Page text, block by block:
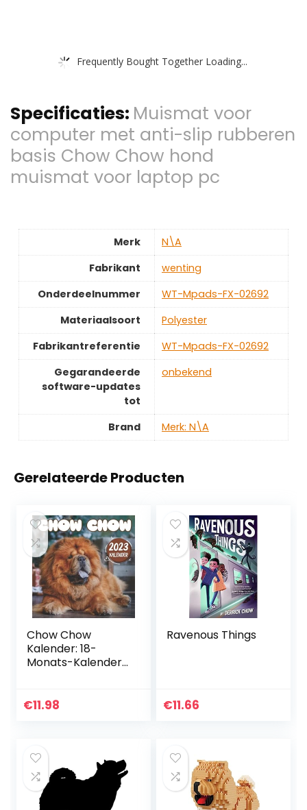
Frequently Bought Together Loading...
Specificaties: Muismat voor
computer met anti-slip rubberen
basis Chow Chow hond
muismat voor laptop pc
Merk
‎N\A
Fabrikant
‎wenting
Onderdeelnummer
‎WT-Mpads-FX-02692
Materiaalsoort
‎Polyester
Fabrikantreferentie
‎WT-Mpads-FX-02692
Gegarandeerde
software-updates
tot
‎onbekend
Brand Merk: N\A
Gerelateerde Producten
Chow Chow
Kalender: 18-
Monats-Kalender
Behalten Sie den
€11.98
Ravenous Things
€11.66